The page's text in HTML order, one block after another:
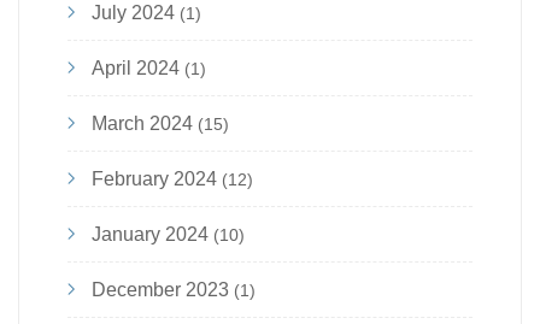
July 2024 (1)
April 2024 (1)
March 2024 (15)
February 2024 (12)
January 2024 (10)
December 2023 (1)